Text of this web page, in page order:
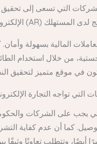
التي تسعى إلى تحقيق
المالية بسهولة وأمان.
من خلال استخدام
التي تواجه التجارة
التي يجب على الشركات
كما أن عدم كفاية